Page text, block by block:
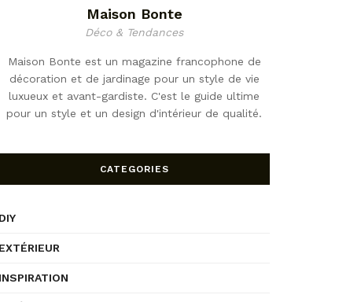
Maison Bonte
Déco & Tendances
Maison Bonte est un magazine francophone de
décoration et de jardinage pour un style de vie
luxueux et avant-gardiste. C'est le guide ultime
pour un style et un design d'intérieur de qualité.
CATEGORIES
DIY
EXTÉRIEUR
INSPIRATION